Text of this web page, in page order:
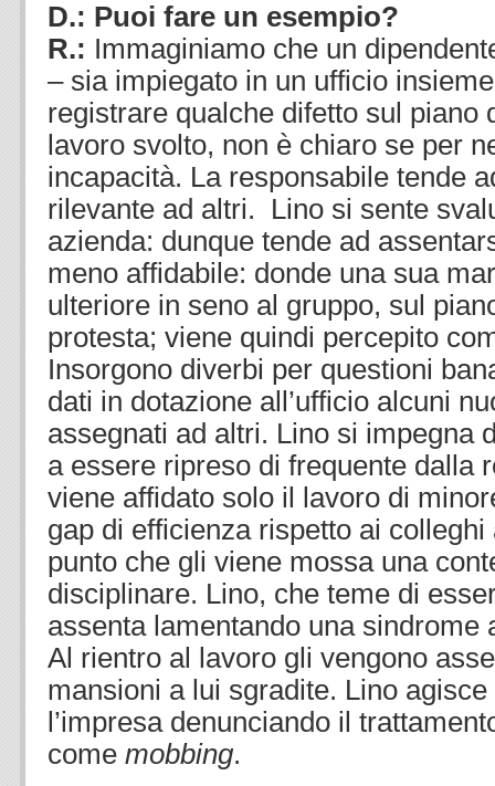
D.: Puoi fare un esempio?
R.: Immaginiamo che un
– sia impiegato in un ufficio
registrare qualche difetto sul piano
lavoro svolto, non è chiaro se per
incapacità. La responsabile tende
rilevante ad altri. Lino si sente
azienda: dunque tende ad
meno affidabile: donde una sua
ulteriore in seno al gruppo, sul
protesta; viene quindi percepito
Insorgono diverbi per questioni
dati in dotazione all’ufficio alcuni
assegnati ad altri. Lino si impegna
a essere ripreso di frequente dalla
viene affidato solo il lavoro di
gap di efficienza rispetto ai
punto che gli viene mossa una
disciplinare. Lino, che teme di
assenta lamentando una sindrome
Al rientro al lavoro gli vengono
mansioni a lui sgradite. Lino
l’impresa denunciando il
come mobbing.